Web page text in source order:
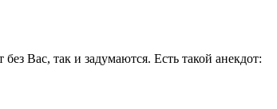
Вас, так и задумаются. Есть такой анекдот: